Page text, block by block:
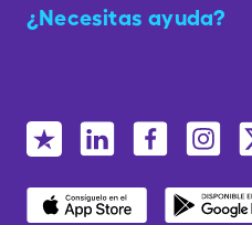
¿Necesitas ayuda?